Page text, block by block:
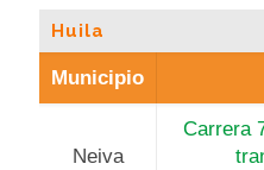
Huila
Municipio
Neiva
Carrera